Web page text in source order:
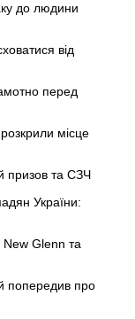
до людини
від
перед
місце
призов та СЗЧ
України:
New Glenn та
попередив про